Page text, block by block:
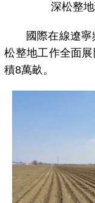
深松整
國際在線遼寧
松整地工作全面
積8萬畝。